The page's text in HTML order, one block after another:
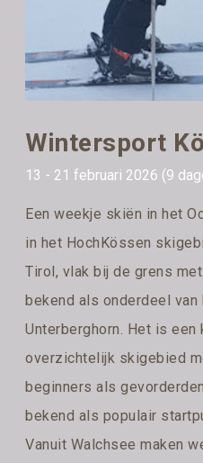
Wintersport
13 - 21 februari 2026 (9
Een weekje skiën in het
in het HochKössen
Tirol, vlak bij de grens
bekend als onderdeel
Unterberghorn. Het is een
overzichtelijk skigebied
beginners als
bekend als populair
Vanuit Walchsee maken